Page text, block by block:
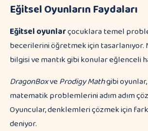
Eğitsel Oyunların Faydaları
Eğitsel oyunlarçocuklara temel
becerilerini öğretmek için tasarlanıyor.
bilgisi ve mantık gibi konular eğlenceli
DragonBoxveProdigy Mathgibi
matematik problemlerini adım adım
Oyuncular, denklemleri çözmek için
deniyor.